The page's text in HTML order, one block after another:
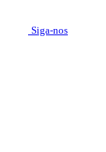
Siga-nos